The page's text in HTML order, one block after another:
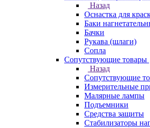
Назад
Оснастка для
Баки
Бачки
Рукава (шлаги)
Сопла
Сопутствующие товары
Назад
Сопутствующие
Измерительные
Малярные лампы
Подъемники
Средства защиты
Стабилизаторы